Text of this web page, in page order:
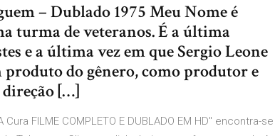
– Dublado 1975 Meu Nome é
turma de veteranos. É a última
e a última vez em que Sergio Leone
produto do gênero, como produtor e
direção […]
FILME COMPLETO E DUBLADO EM HD" encontra-se